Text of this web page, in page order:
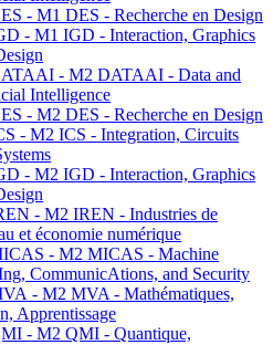
- M1 DES - Recherche en Design
- M1 IGD - Interaction, Graphics
- M2 DATAAI - Data and
Intelligence
- M2 DES - Recherche en Design
- M2 ICS - Integration, Circuits
- M2 IGD - Interaction, Graphics
- M2 IREN - Industries de
et économie numérique
- M2 MICAS - Machine
CommunicAtions, and Security
- M2 MVA - Mathématiques,
Apprentissage
- M2 QMI - Quantique,